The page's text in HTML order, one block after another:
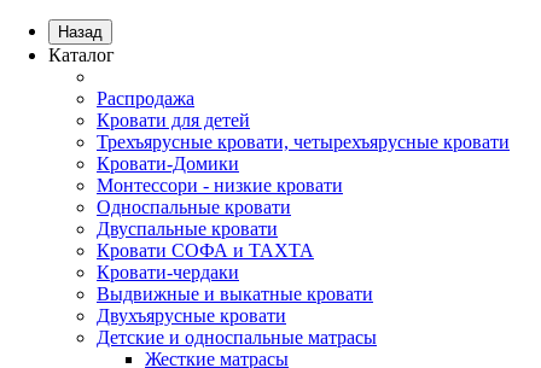
Назад
Каталог
Распродажа
Кровати для детей
Трехъярусные кровати, четырехъярусные кровати
Кровати-Домики
Монтессори - низкие кровати
Односпальные кровати
Двуспальные кровати
Кровати СОФА и ТАХТА
Кровати-чердаки
Выдвижные и выкатные кровати
Двухъярусные кровати
Детские и односпальные матрасы
Жесткие матрасы